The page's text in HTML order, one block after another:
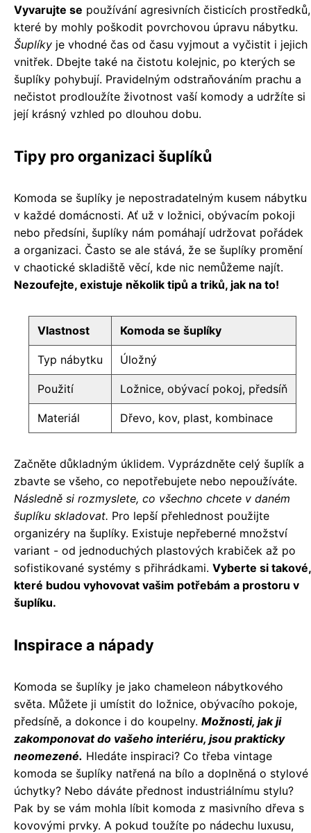
Vyvarujte se používání agresivních čisticích prostředků,
které by mohly poškodit povrchovou úpravu nábytku.
Šuplíky je vhodné čas od času vyjmout a vyčistit i jejich
vnitřek. Dbejte také na čistotu kolejnic, po kterých se
šuplíky pohybují. Pravidelným odstraňováním prachu a
nečistot prodloužíte životnost vaší komody a udržíte si
její krásný vzhled po dlouhou dobu.
Tipy pro organizaci šuplíků
Komoda se šuplíky je nepostradatelným kusem nábytku
v každé domácnosti. Ať už v ložnici, obývacím pokoji
nebo předsíni, šuplíky nám pomáhají udržovat pořádek
a organizaci. Často se ale stává, že se šuplíky promění
v chaotické skladiště věcí, kde nic nemůžeme najít.
Nezoufejte, existuje několik tipů a triků, jak na to!
Vlastnost Komoda se šuplíky
Typ nábytku Úložný
Použití Ložnice, obývací pokoj, předsíň
Materiál Dřevo, kov, plast, kombinace
Začněte důkladným úklidem. Vyprázdněte celý šuplík a
zbavte se všeho, co nepotřebujete nebo nepoužíváte.
Následně si rozmyslete, co všechno chcete v daném
šuplíku skladovat. Pro lepší přehlednost použijte
organizéry na šuplíky. Existuje nepřeberné množství
variant - od jednoduchých plastových krabiček až po
sofistikované systémy s přihrádkami. Vyberte si takové,
které budou vyhovovat vašim potřebám a prostoru v
šuplíku.
Inspirace a nápady
Komoda se šuplíky je jako chameleon nábytkového
světa. Můžete ji umístit do ložnice, obývacího pokoje,
předsíně, a dokonce i do koupelny. Možnosti, jak ji
zakomponovat do vašeho interiéru, jsou prakticky
neomezené. Hledáte inspiraci? Co třeba vintage
komoda se šuplíky natřená na bílo a doplněná o stylové
úchytky? Nebo dáváte přednost industriálnímu stylu?
Pak by se vám mohla líbit komoda z masivního dřeva s
kovovými prvky. A pokud toužíte po nádechu luxusu,